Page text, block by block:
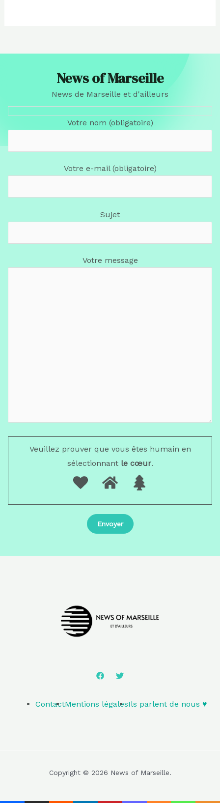
News of Marseille
News de Marseille et d'ailleurs
Votre nom (obligatoire)
Votre e-mail (obligatoire)
Sujet
Votre message
Veuillez prouver que vous êtes humain en
sélectionnantle cœur.
ContactMentions légalesIls parlent de nous ♥️
Copyright © 2026 News of Marseille.